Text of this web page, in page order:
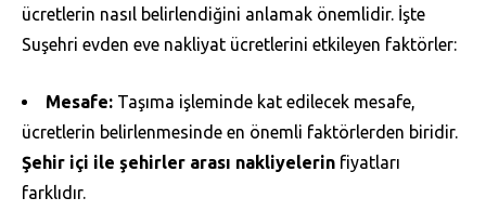
ücretlerin nasıl belirlendiğini anlamak önemlidir. İşte
Suşehri evden eve nakliyat ücretlerini etkileyen faktörler:
Mesafe: Taşıma işleminde kat edilecek mesafe,
ücretlerin belirlenmesinde en önemli faktörlerden biridir.
Şehir içi ile şehirler arası nakliyelerin fiyatları
farklıdır.